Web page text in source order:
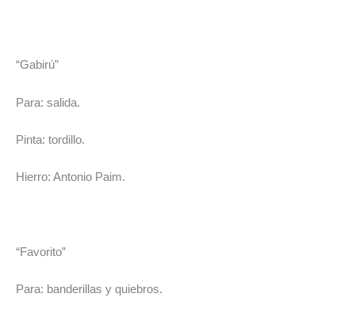
“Gabirú”
Para: salida.
Pinta: tordillo.
Hierro: Antonio Paim.
“Favorito”
Para: banderillas y quiebros.